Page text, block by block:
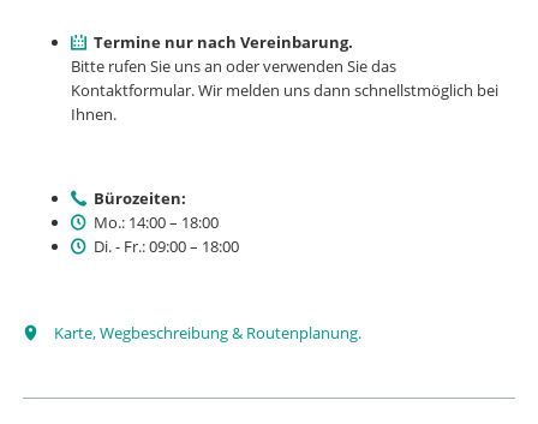
Termine nur nach Vereinbarung.
Bitte rufen Sie uns an oder verwenden Sie das
Kontaktformu­lar. Wir melden uns dann schnellstmöglich bei
Ihnen.
Bürozeiten:
Mo.: 14:00 – 18:00
Di. - Fr.: 09:00 – 18:00
Karte, Wegbeschreibung & Routenplanung.